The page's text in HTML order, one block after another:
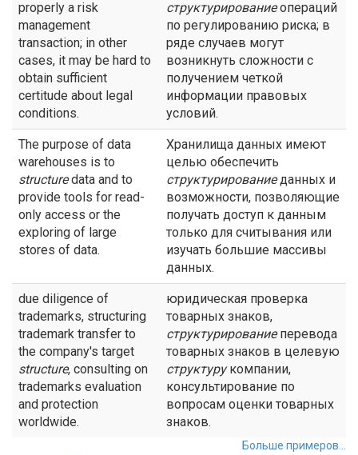
properly a risk
management
transaction; in other
cases, it may be hard to
obtain sufficient
certitude about legal
conditions.
структурированиеопераций
по регулированию риска; в
ряде случаев могут
возникнуть сложности с
получением четкой
информации правовых
условий.
The purpose of data
warehouses is to
structuredata and to
provide tools for read-
only access or the
exploring of large
stores of data.
Хранилища данных имеют
целью обеспечить
структурированиеданных и
возможности, позволяющие
получать доступ к данным
только для считывания или
изучать большие массивы
данных.
due diligence of
trademarks, structuring
trademark transfer to
the company's target
structure, consulting on
trademarks evaluation
and protection
worldwide.
юридическая проверка
товарных знаков,
структурированиеперевода
товарных знаков в целевую
структурукомпании,
консультирование по
вопросам оценки товарных
знаков.
Больше примеров...